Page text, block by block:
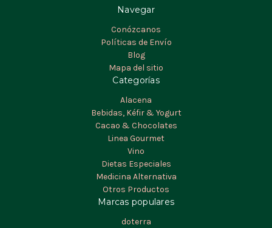
Navegar
Conózcanos
Políticas de Envío
Blog
Mapa del sitio
Categorías
Alacena
Bebidas, Kéfir & Yogurt
Cacao & Chocolates
Linea Gourmet
Vino
Dietas Especiales
Medicina Alternativa
Otros Productos
Marcas populares
doterra